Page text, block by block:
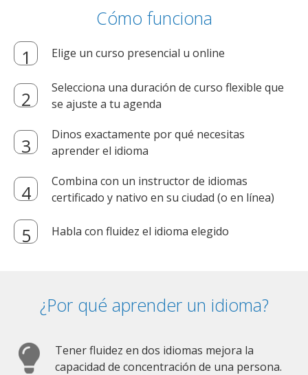
Cómo funciona
Elige un curso presencial u online
Selecciona una duración de curso flexible que
se ajuste a tu agenda
Dinos exactamente por qué necesitas
aprender el idioma
Combina con un instructor de idiomas
certificado y nativo en su ciudad (o en línea)
Habla con fluidez el idioma elegido
¿Por qué aprender un idioma?
Tener fluidez en dos idiomas mejora la
capacidad de concentración de una persona.